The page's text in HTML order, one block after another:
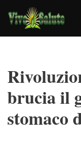
Vai
al
brucia il
stomaco